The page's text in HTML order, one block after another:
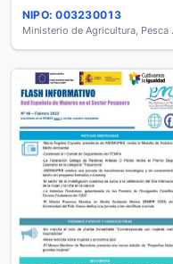
NIPO: 003230013